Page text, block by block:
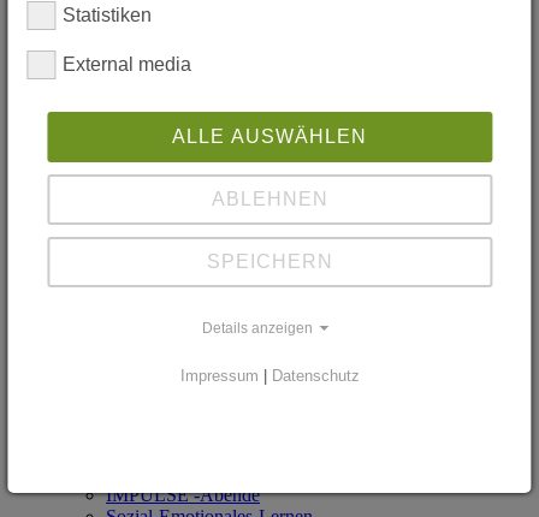
Hilfsangebote und Beratung >
FSG-SchutzengelTeam
Schulsozialarbeit
STUPS (für Kl. 5)
Streitschlichtung
Neu am Schiller?!
Soziales Engagement >
Mitmachen Ehrensache (Kl. 7)
Elternbeirat
Anmeldungen und Abmeldungen
IMPULSE -Abende
Statistiken
External media
ALLE AUSWÄHLEN
ABLEHNEN
SPEICHERN
Details anzeigen
Impressum | Datenschutz